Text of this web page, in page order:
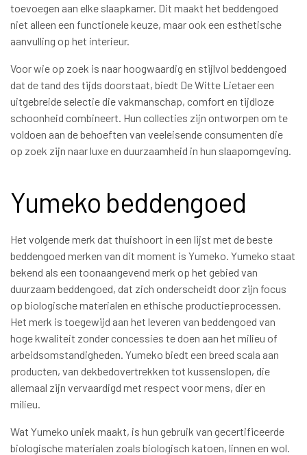
toevoegen aan elke slaapkamer. Dit maakt het beddengoed
niet alleen een functionele keuze, maar ook een esthetische
aanvulling op het interieur.
Voor wie op zoek is naar hoogwaardig en stijlvol beddengoed
dat de tand des tijds doorstaat, biedt De Witte Lietaer een
uitgebreide selectie die vakmanschap, comfort en tijdloze
schoonheid combineert. Hun collecties zijn ontworpen om te
voldoen aan de behoeften van veeleisende consumenten die
op zoek zijn naar luxe en duurzaamheid in hun slaapomgeving.
Yumeko beddengoed
Het volgende merk dat thuishoort in een lijst met de beste
beddengoed merken van dit moment is Yumeko. Yumeko staat
bekend als een toonaangevend merk op het gebied van
duurzaam beddengoed, dat zich onderscheidt door zijn focus
op biologische materialen en ethische productieprocessen.
Het merk is toegewijd aan het leveren van beddengoed van
hoge kwaliteit zonder concessies te doen aan het milieu of
arbeidsomstandigheden. Yumeko biedt een breed scala aan
producten, van dekbedovertrekken tot kussenslopen, die
allemaal zijn vervaardigd met respect voor mens, dier en
milieu.
Wat Yumeko uniek maakt, is hun gebruik van gecertificeerde
biologische materialen zoals biologisch katoen, linnen en wol.